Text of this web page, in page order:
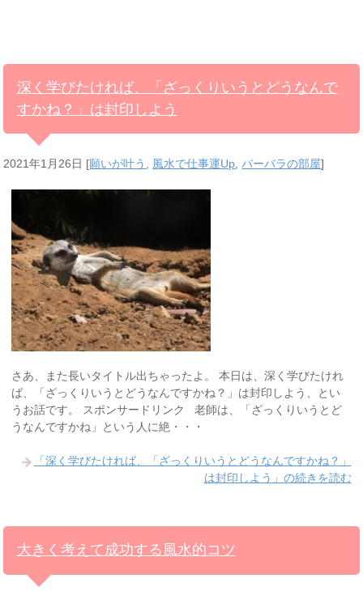
深く学びたければ、「ざっくりいうとどうなんで
すかね？」は封印しよう
2021年1月26日 [願いが叶う , 風水で仕事運Up,バーバラの部屋]
さあ、また長いタイトル出ちゃったよ。 本日は、深く学びたけれ
ば、「ざっくりいうとどうなんですかね？」は封印しよう、とい
うお話です。 スポンサードリンク 老師は、「ざっくりいうとど
うなんですかね」という人に絶・・・
「深く学びたければ、「ざっくりいうとどうなんですかね？」
は封印しよう」の続きを読む
大きく考えて成功する風水的コツ